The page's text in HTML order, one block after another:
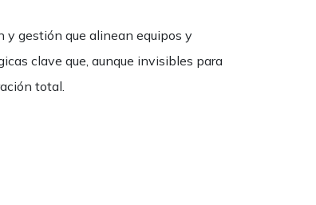
y gestión que alinean equipos y
clave que, aunque invisibles para
total.